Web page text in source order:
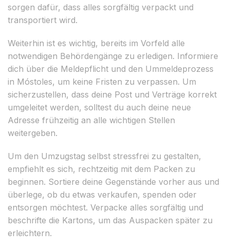
sorgen dafür, dass alles sorgfältig verpackt und
transportiert wird.
Weiterhin ist es wichtig, bereits im Vorfeld alle
notwendigen Behördengänge zu erledigen. Informiere
dich über die Meldepflicht und den Ummeldeprozess
in Móstoles, um keine Fristen zu verpassen. Um
sicherzustellen, dass deine Post und Verträge korrekt
umgeleitet werden, solltest du auch deine neue
Adresse frühzeitig an alle wichtigen Stellen
weitergeben.
Um den Umzugstag selbst stressfrei zu gestalten,
empfiehlt es sich, rechtzeitig mit dem Packen zu
beginnen. Sortiere deine Gegenstände vorher aus und
überlege, ob du etwas verkaufen, spenden oder
entsorgen möchtest. Verpacke alles sorgfältig und
beschrifte die Kartons, um das Auspacken später zu
erleichtern.